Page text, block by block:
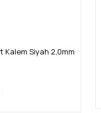
Siyah 2,0mm